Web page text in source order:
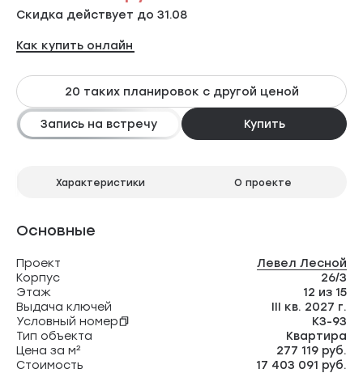
Скидка действует до 31.08
Как купить онлайн
20 таких планировок с другой ценой
Запись на встречу Купить
Характеристики О проекте
Основные
Проект
Левел Лесной
Корпус
26/3
Этаж
12 из 15
Выдача ключей
III кв. 2027 г.
Условный номер
К3-93
Тип объекта
Квартира
Цена за м²
277 119 руб.
Стоимость
17 403 091 руб.